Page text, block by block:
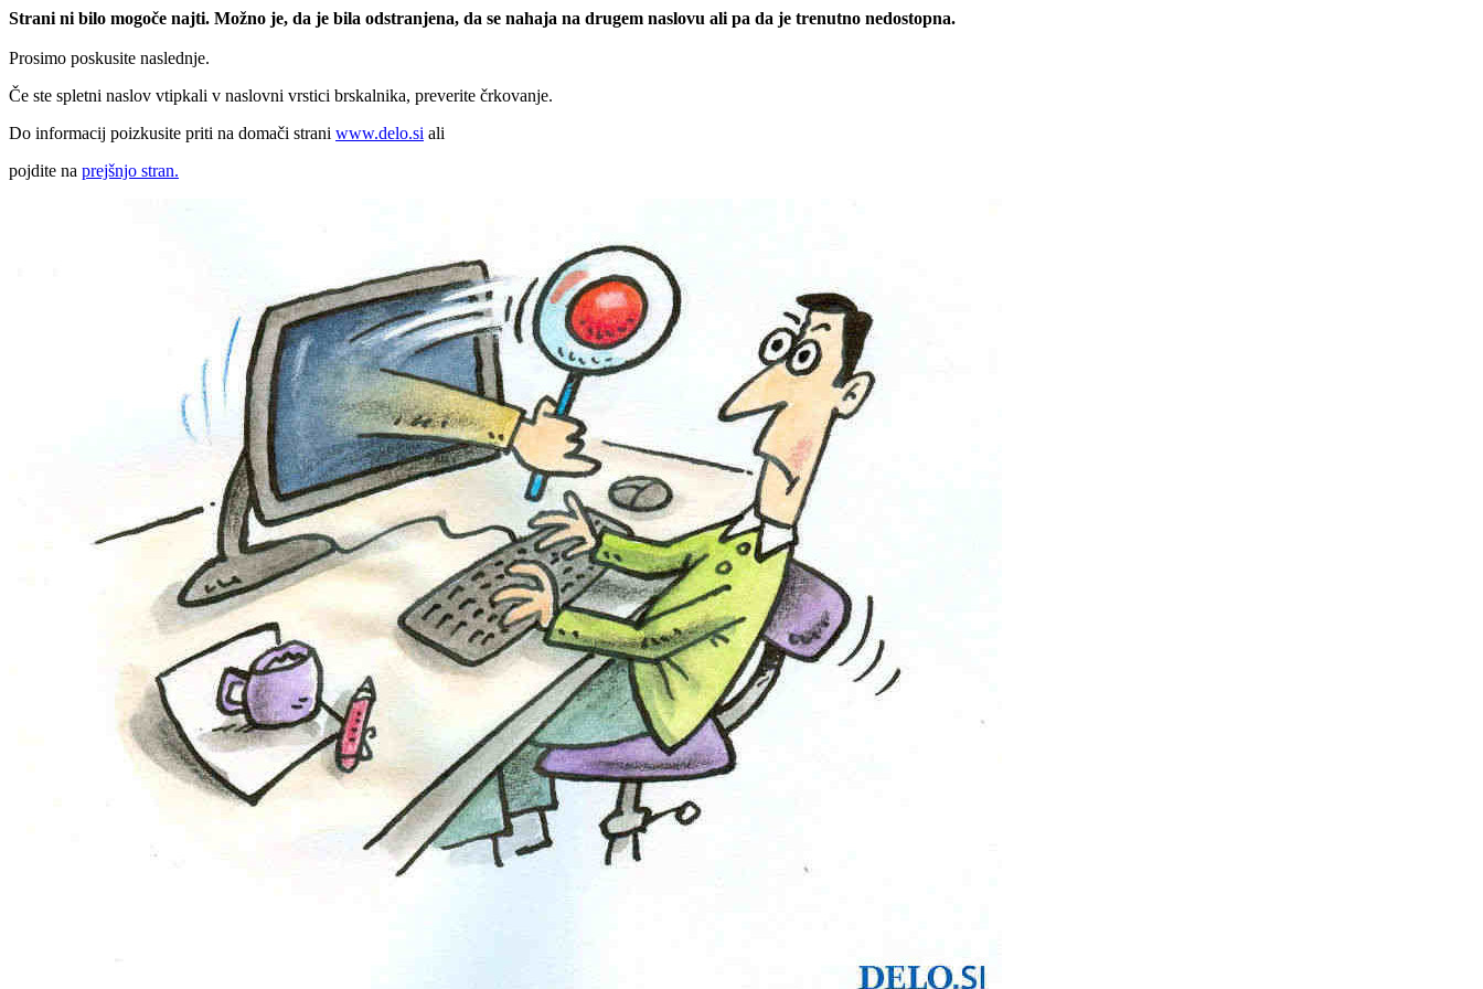
Strani ni bilo mogoče najti. Možno je, da je bila odstranjena, da se nahaja na drugem naslovu ali pa da je trenutno nedostopna.
Prosimo poskusite naslednje.
Če ste spletni naslov vtipkali v naslovni vrstici brskalnika, preverite črkovanje.
Do informacij poizkusite priti na domači strani www.delo.si ali
pojdite na prejšnjo stran.